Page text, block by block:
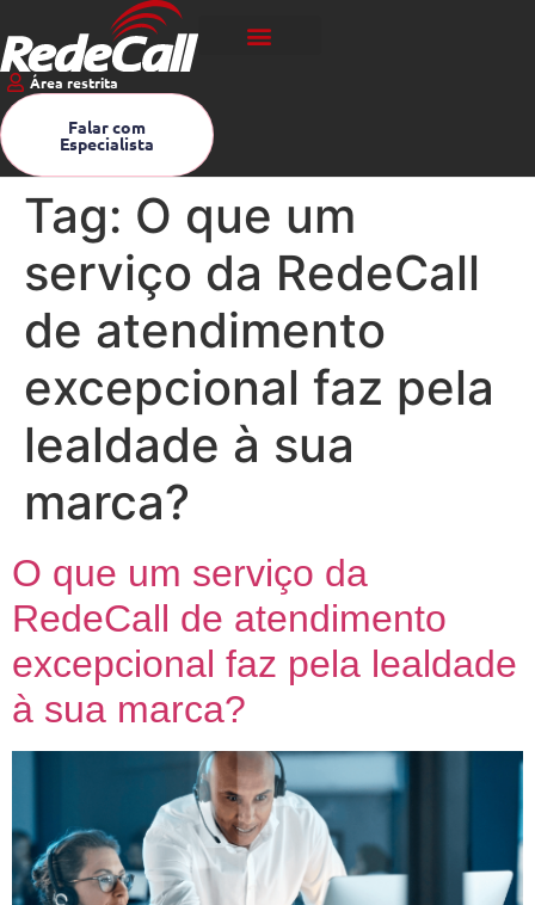
Área restrita
Falar com
Especialista
Tag: O que um
serviço da RedeCall
de atendimento
excepcional faz pela
lealdade à sua
marca?
O que um serviço da
RedeCall de atendimento
excepcional faz pela lealdade
à sua marca?